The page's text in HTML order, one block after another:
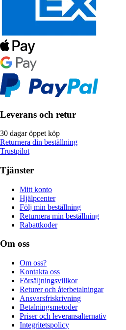
Leverans och retur
30 dagar öppet köp
Returnera din beställning
Trustpilot
Tjänster
Mitt konto
Hjälpcenter
Följ min beställning
Returnera min beställning
Rabattkoder
Om oss
Om oss?
Kontakta oss
Försäljningsvillkor
Returer och återbetalningar
Ansvarsfriskrivning
Betalningsmetoder
Priser och leveransalternativ
Integritetspolicy